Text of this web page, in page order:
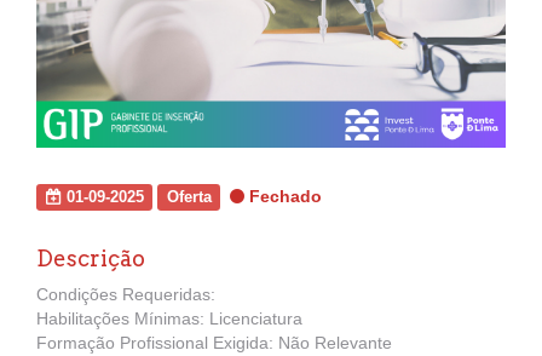
01-09-2025 Oferta Fechado
Descrição
Condições Requeridas:
Habilitações Mínimas: Licenciatura
Formação Profissional Exigida: Não Relevante